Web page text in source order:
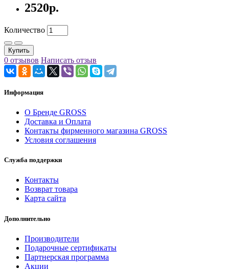
2520р.
Количество
Купить
0 отзывов Написать отзыв
Информация
О Бренде GROSS
Доставка и Оплата
Контакты фирменного магазина GROSS
Условия соглашения
Служба поддержки
Контакты
Возврат товара
Карта сайта
Дополнительно
Производители
Подарочные сертификаты
Партнерская программа
Акции